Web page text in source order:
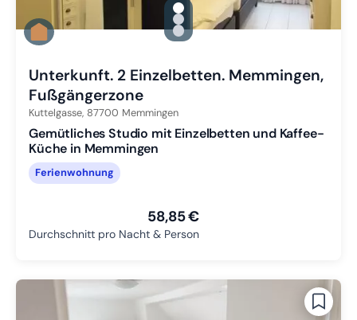
gallery.slide_selector
Zu Slide 1 wechseln
Zu Slide 2 wechseln
Zu Slide 3 wechseln
Unterkunft. 2 Einzelbetten. Memmingen,
Fußgängerzone
Kuttelgasse, 87700 Memmingen
Gemütliches Studio mit Einzelbetten und Kaffee-
Küche in Memmingen
Ferienwohnung
58,85 €
Durchschnitt pro Nacht & Person